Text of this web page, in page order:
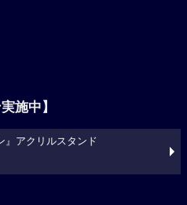
施中】
』アクリルスタンド